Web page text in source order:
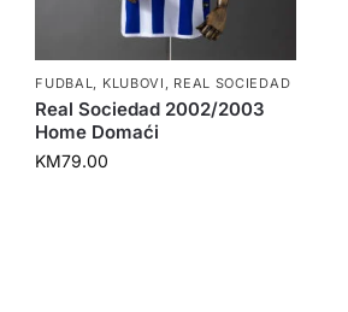
FUDBAL KLUBOVI REAL SOCIEDAD
Real Sociedad 2002/2003
Home Domaći
KM79.00